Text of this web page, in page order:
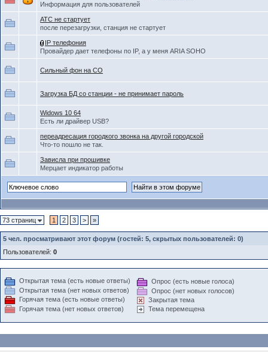
Информация для пользователей
АТС не стартует
после перезагрузки, станция не стартует
IP телефония
Провайдер дает телефоны по IP, а у меня ARIA SOHO
Сильный фон на СО
Загрузка БД со станции - не принимает пароль
Widows 10 64
Есть ли драйвер USB?
переадресация городкого звонка на другой городской
Что-то пошло не так.
Зависла при прошивке
Мерцает индикатор работы
73 страниц 1 2 3 > »
5 чел. просматривают этот форум (гостей: 5, скрытых пользователей: 0)
Пользователей: 0
Открытая тема (есть новые ответы)
Открытая тема (нет новых ответов)
Горячая тема (есть новые ответы)
Горячая тема (нет новых ответов)
Опрос (есть новые голоса)
Опрос (нет новых голосов)
Закрытая тема
Тема перемещена